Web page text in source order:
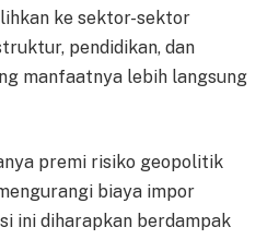
ke sektor-sektor
pendidikan, dan
manfaatnya lebih langsung
premi risiko geopolitik
biaya impor
ini diharapkan berdampak